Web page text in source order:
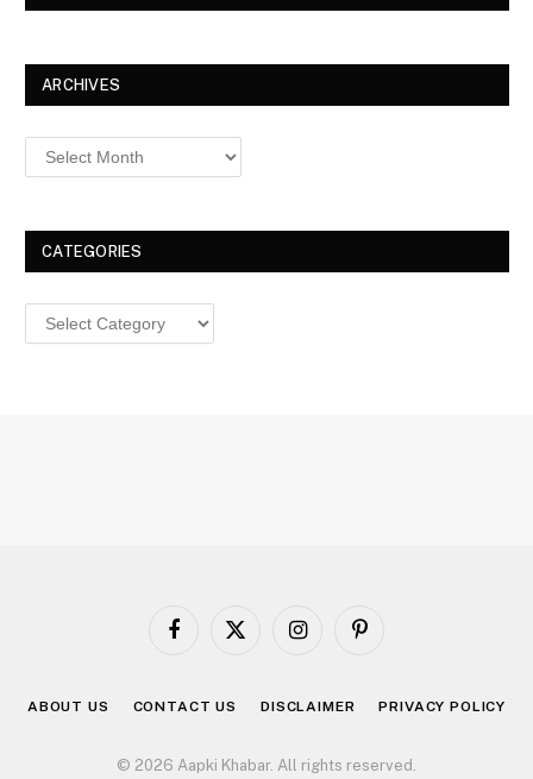
ARCHIVES
Archives
CATEGORIES
Categories
Facebook
X
InstagramPinterest
ABOUT US CONTACT US DISCLAIMER PRIVACY POLICY
© 2026 Aapki Khabar. All rights reserved.